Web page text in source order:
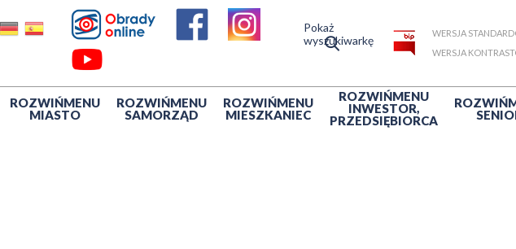
Pokaż
wyszukiwarkę
WERSJA
WERSJA
ROZWIŃMENU
MIASTO
ROZWIŃMENU
SAMORZĄD
ROZWIŃMENU
MIESZKANIEC
ROZWIŃMENU
INWESTOR,
PRZEDSIĘBIORCA
ROZWIŃ